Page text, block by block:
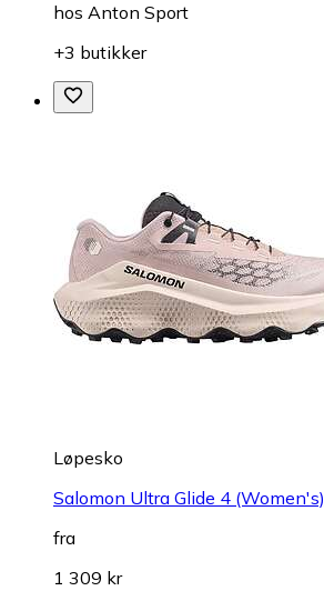
hos Anton Sport
+3 butikker
Løpesko
Salomon Ultra Glide 4 (Women's)
fra
1 309 kr